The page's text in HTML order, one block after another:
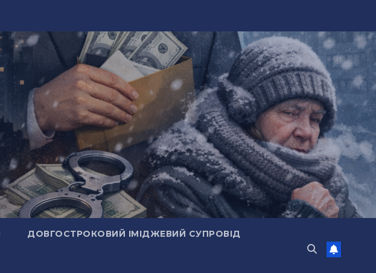
ДОВГОСТРОКОВИЙ ІМІДЖЕВИЙ СУПРОВІД